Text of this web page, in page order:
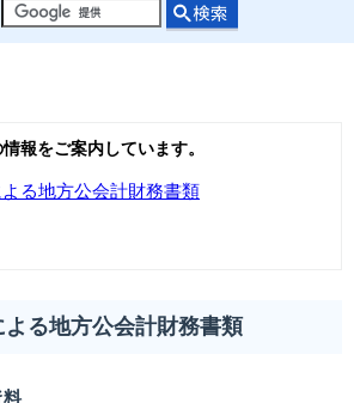
報をご案内しています。
る地方公会計財務書類
る地方公会計財務書類
料